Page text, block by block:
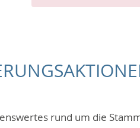
rund um die